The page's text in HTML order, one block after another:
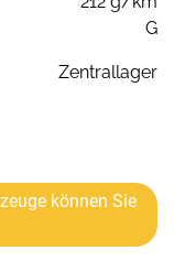
G
Zentrallager
können Sie